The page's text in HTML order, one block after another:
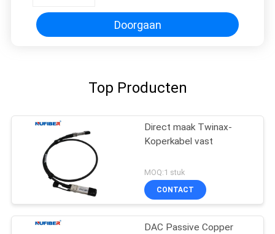
Doorgaan
Top Producten
Direct maak Twinax-
Koperkabel vast
MOQ:1 stuk
CONTACT
DAC Passive Copper